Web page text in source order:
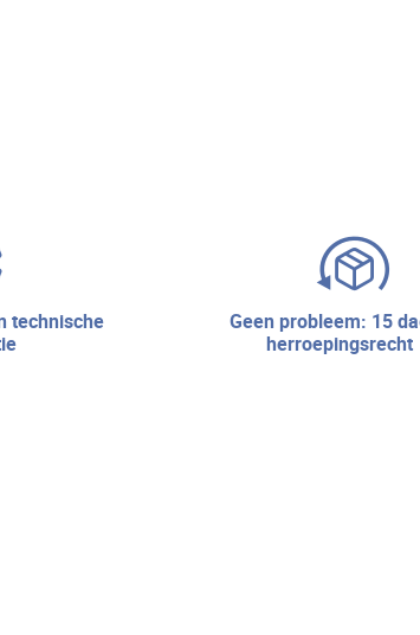
geen probleem: 15 dagen
herroepingsrecht